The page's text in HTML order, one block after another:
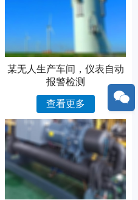
某无人生产车间，仪表自动
报警检测
查看更多